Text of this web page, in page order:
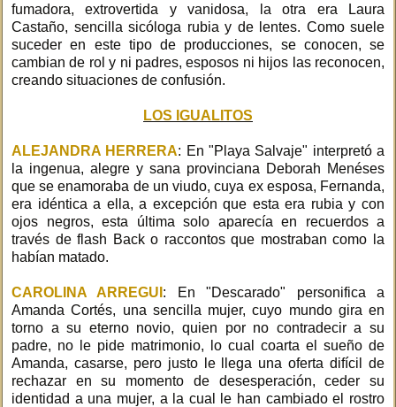
fumadora, extrovertida y vanidosa, la otra era Laura
Castaño, sencilla sicóloga rubia y de lentes. Como suele
suceder en este tipo de producciones, se conocen, se
cambian de rol y ni padres, esposos ni hijos las reconocen,
creando situaciones de confusión.
LOS IGUALITOS
ALEJANDRA HERRERA: En "Playa Salvaje" interpretó a
la ingenua, alegre y sana provinciana Deborah Menéses
que se enamoraba de un viudo, cuya ex esposa, Fernanda,
era idéntica a ella, a excepción que esta era rubia y con
ojos negros, esta última solo aparecía en recuerdos a
través de flash Back o raccontos que mostraban como la
habían matado.
CAROLINA ARREGUI : En "Descarado" personifica a
Amanda Cortés, una sencilla mujer, cuyo mundo gira en
torno a su eterno novio, quien por no contradecir a su
padre, no le pide matrimonio, lo cual coarta el sueño de
Amanda, casarse, pero justo le llega una oferta difícil de
rechazar en su momento de desesperación, ceder su
identidad a una mujer, a la cual le han cambiado el rostro